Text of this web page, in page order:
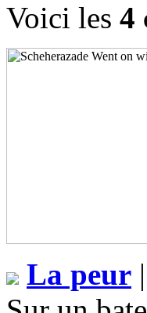
Voici les 4
La peur